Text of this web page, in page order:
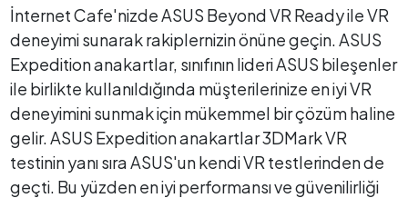
İnternet Cafe'nizde ASUS Beyond VR Ready ile VR
deneyimi sunarak rakiplernizin önüne geçin. ASUS
Expedition anakartlar, sınıfının lideri ASUS bileşenler
ile birlikte kullanıldığında müşterilerinize en iyi VR
deneyimini sunmak için mükemmel bir çözüm haline
gelir. ASUS Expedition anakartlar 3DMark VR
testinin yanı sıra ASUS'un kendi VR testlerinden de
geçti. Bu yüzden en iyi performansı ve güvenilirliği